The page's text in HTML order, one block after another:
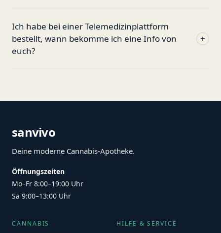
Ich habe bei einer Telemedizinplattform
bestellt, wann bekomme ich eine Info von
euch?
+
sanvivo
Deine moderne Cannabis-Apotheke.
Öffnungszeiten
Mo–Fr 8:00–19:00 Uhr
Sa 9:00–13:00 Uhr
CANNABIS HILFE & SERVICE